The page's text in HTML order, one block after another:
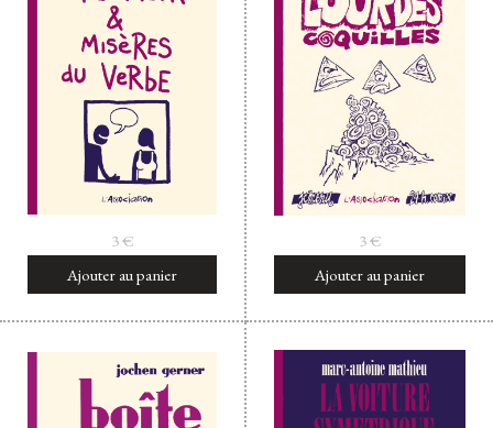
3€
Ajouter au panier
3€
Ajouter au panier